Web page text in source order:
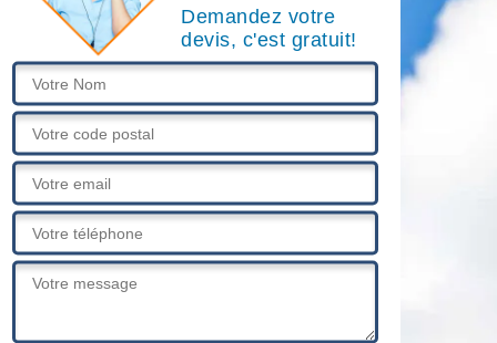
Demandez votre
devis, c'est gratuit!